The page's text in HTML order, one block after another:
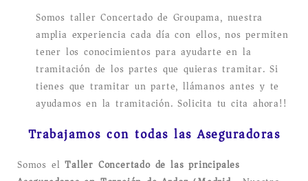
Somos taller Concertado de Groupama, nuestra
amplia experiencia cada día con ellos, nos permiten
tener los conocimientos para ayudarte en la
tramitación de los partes que quieras tramitar. Si
tienes que tramitar un parte, llámanos antes y te
ayudamos en la tramitación. Solicita tu cita ahora!!
Trabajamos con todas las Aseguradoras
Somos elTaller Concertado de las principales